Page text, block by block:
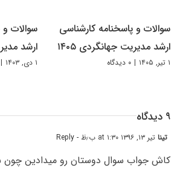
سوالات و پاسخنامه کارشناسی
ارشد مدیریت جهانگردی ۱۴۰۵
۱ تیر, ۱۴۰۵ | ۰ دیدگاه
سوالات و
ارشد
۱ دی, ۱۴۰۳ |
۹ دیدگاه
تیناتیر ۱۳, ۱۳۹۶ at ۱:۳۰ ب٫ظ - Reply
کاش جواب سوال دوستان رو میدادین چون